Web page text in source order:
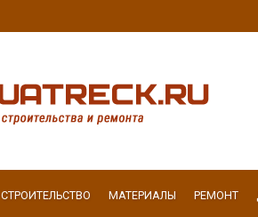
СТРОИТЕЛЬСТВО МАТЕРИАЛЫ РЕМОНТ